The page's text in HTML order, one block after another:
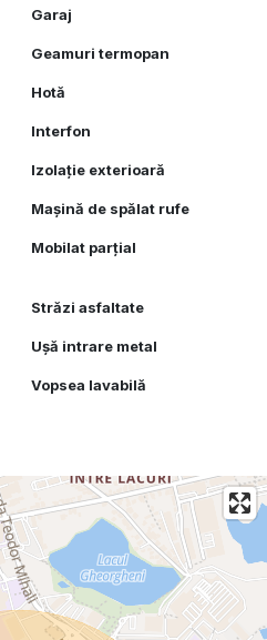
Garaj
Geamuri termopan
Hotă
Interfon
Izolație exterioară
Mașină de spălat rufe
Mobilat parțial
Străzi asfaltate
Ușă intrare metal
Vopsea lavabilă